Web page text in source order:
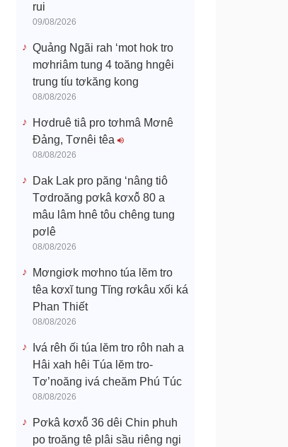
rui
09/08/2026
Quảng Ngãi rah ‘mot hok tro
mơhriâm tung 4 toăng hngêi
trung tíu tơkăng kong
08/08/2026
Hơdruê tiâ pro tơhmâ Mơnê
Đảng, Tơnêi têa
08/08/2026
Dak Lak pro păng ‘nâng tiô
Tơdroăng pơkâ kơxô̆ 80 a
mâu lâm hnê tôu chêng tung
pơlê
08/08/2026
Mơngiơk mơhno túa lĕm tro
têa kơxĭ tung Tĭng rơkâu xối ká
Phan Thiết
08/08/2026
Ivá rêh ối túa lĕm tro rôh nah a
Hâi xah hêi Túa lĕm tro-
Tơ’noăng ivá cheăm Phú Túc
08/08/2026
Pơkâ kơxô̆ 36 dêi Chin phuh
po troăng tê plâi sầu riêng ngi